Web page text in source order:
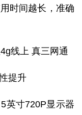
时间越长，准确
提升
英寸720P显示器